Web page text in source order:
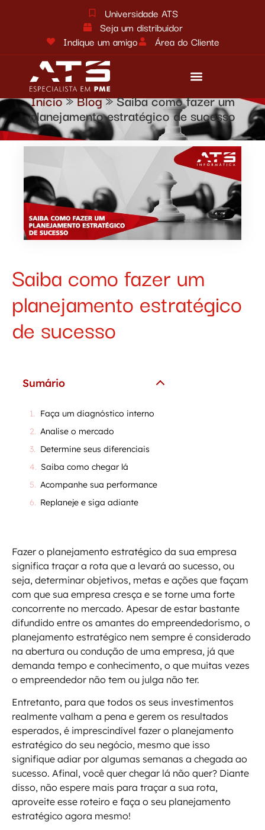
Universidade ATS
Seja um distribuidor
Indique um amigo
Área do Cliente
Início»Blog»Saiba como fazer um
planejamento estratégico de sucesso
Saiba como fazer um
planejamento estratégico
de sucesso
Sumário
Faça um diagnóstico interno
Analise o mercado
Determine seus diferenciais
Saiba como chegar lá
Acompanhe sua performance
Replaneje e siga adiante
Fazer o planejamento estratégico da sua empresa
significa traçar a rota que a levará ao sucesso, ou
seja, determinar objetivos, metas e ações que façam
com que sua empresa cresça e se torne uma forte
concorrente no mercado. Apesar de estar bastante
difundido entre os amantes do empreendedorismo, o
planejamento estratégico nem sempre é considerado
na abertura ou condução de uma empresa, já que
demanda tempo e conhecimento, o que muitas vezes
o empreendedor não tem ou julga não ter.
Entretanto, para que todos os seus investimentos
realmente valham a pena e gerem os resultados
esperados, é imprescindível fazer o planejamento
estratégico do seu negócio, mesmo que isso
signifique adiar por algumas semanas a chegada ao
sucesso. Afinal, você quer chegar lá não quer? Diante
disso, não espere mais para traçar a sua rota,
aproveite esse roteiro e faça o seu planejamento
estratégico agora mesmo!